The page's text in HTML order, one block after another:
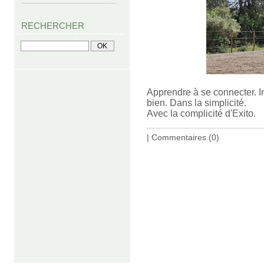
RECHERCHER
Apprendre à se connecter.
bien. Dans la simplicité.
Avec la complicité d'Exito.
| Commentaires (0)